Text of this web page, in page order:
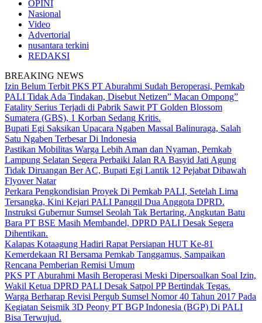
OPINI
Nasional
Video
Advertorial
nusantara terkini
REDAKSI
BREAKING NEWS
Izin Belum Terbit PKS PT Aburahmi Sudah Beroperasi, Pemkab
PALI Tidak Ada Tindakan, Disebut Netizen” Macan Ompong”
Fatality Serius Terjadi di Pabrik Sawit PT Golden Blossom
Sumatera (GBS), 1 Korban Sedang Kritis.
Bupati Egi Saksikan Upacara Ngaben Massal Balinuraga, Salah
Satu Ngaben Terbesar Di Indonesia
Pastikan Mobilitas Warga Lebih Aman dan Nyaman, Pemkab
Lampung Selatan Segera Perbaiki Jalan RA Basyid Jati Agung
Tidak Diruangan Ber AC, Bupati Egi Lantik 12 Pejabat Dibawah
Flyover Natar
Perkara Pengkondisian Proyek Di Pemkab PALI, Setelah Lima
Tersangka, Kini Kejari PALI Panggil Dua Anggota DPRD.
Instruksi Gubernur Sumsel Seolah Tak Bertaring, Angkutan Batu
Bara PT BSE Masih Membandel, DPRD PALI Desak Segera
Dihentikan.
Kalapas Kotaagung Hadiri Rapat Persiapan HUT Ke-81
Kemerdekaan RI Bersama Pemkab Tanggamus, Sampaikan
Rencana Pemberian Remisi Umum
PKS PT Aburahmi Masih Beroperasi Meski Dipersoalkan Soal Izin,
Wakil Ketua DPRD PALI Desak Satpol PP Bertindak Tegas.
Warga Berharap Revisi Pergub Sumsel Nomor 40 Tahun 2017 Pada
Kegiatan Seismik 3D Peony PT BGP Indonesia (BGP) Di PALI
Bisa Terwujud.